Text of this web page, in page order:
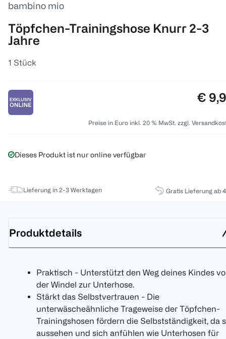
bambino mio
Töpfchen-Trainingshose Knurr 2-3
Jahre
1 Stück
€
Preise in Euro inkl. 20 % MwSt. zzgl.
Dieses Produkt ist nur online verfügbar
Lieferung in 2-3 Werktagen Gratis Lieferung ab
Produktdetails
Praktisch - Unterstützt den Weg deines Kindes
der Windel zur Unterhose.
Stärkt das Selbstvertrauen - Die
unterwäscheähnliche Trageweise der Töpfchen-
Trainingshosen fördern die Selbstständigkeit, da
aussehen und sich anfühlen wie Unterhosen für